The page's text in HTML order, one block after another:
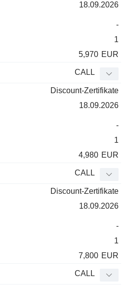
18.09.2026
-
1
5,970 EUR
CALL
Discount-Zertifikate
18.09.2026
-
1
4,980 EUR
CALL
Discount-Zertifikate
18.09.2026
-
1
7,800 EUR
CALL